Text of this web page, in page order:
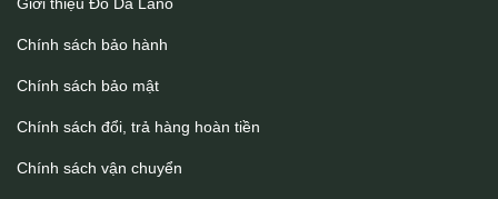
Chính sách bảo hành
Chính sách bảo mật
Chính sách đổi, trả hàng hoàn tiền
Chính sách vận chuyển